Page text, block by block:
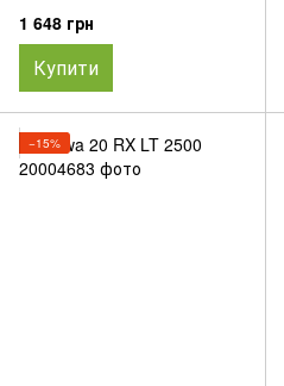
1 648 грн
Купити
−15%